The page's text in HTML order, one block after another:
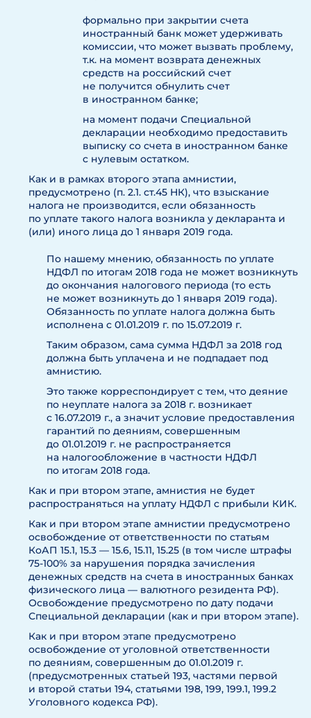
формально при закрытии счета
иностранный банк может удерживать
комиссии, что может вызвать проблему,
т.к. на момент возврата денежных
средств на российский счет
не получится обнулить счет
в иностранном банке;
на момент подачи Специальной
декларации необходимо предоставить
выписку со счета в иностранном банке
с нулевым остатком.
Как и в рамках второго этапа амнистии,
предусмотрено (п. 2.1. ст.45 НК), что взыскание
налога не производится, если обязанность
по уплате такого налога возникла у декларанта и
(или) иного лица до 1 января 2019 года.
По нашему мнению, обязанность по уплате
НДФЛ по итогам 2018 года не может возникнуть
до окончания налогового периода (то есть
не может возникнуть до 1 января 2019 года).
Обязанность по уплате налога должна быть
исполнена с 01.01.2019 г. по 15.07.2019 г.
Таким образом, сама сумма НДФЛ за 2018 год
должна быть уплачена и не подпадает под
амнистию.
Это также корреспондирует с тем, что деяние
по неуплате налога за 2018 г. возникает
с 16.07.2019 г., а значит условие предоставления
гарантий по деяниям, совершенным
до 01.01.2019 г. не распространяется
на налогообложение в частности НДФЛ
по итогам 2018 года.
Как и при втором этапе, амнистия не будет
распространяться на уплату НДФЛ с прибыли КИК.
Как и при втором этапе амнистии предусмотрено
освобождение от ответственности по статьям
КоАП 15.1, 15.3 — 15.6, 15.11, 15.25 (в том числе штрафы
75-100% за нарушения порядка зачисления
денежных средств на счета в иностранных банках
физического лица — валютного резидента РФ).
Освобождение предусмотрено по дату подачи
Специальной декларации (как и при втором этапе).
Как и при втором этапе предусмотрено
освобождение от уголовной ответственности
по деяниям, совершенным до 01.01.2019 г.
(предусмотренных статьей 193, частями первой
и второй статьи 194, статьями 198, 199, 199.1, 199.2
Уголовного кодекса РФ).